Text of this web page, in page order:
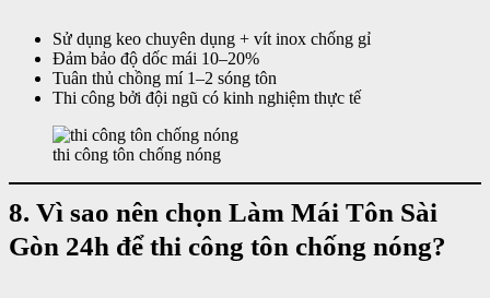
Sử dụng keo chuyên dụng + vít inox chống gỉ
Đảm bảo độ dốc mái 10–20%
Tuân thủ chồng mí 1–2 sóng tôn
Thi công bởi đội ngũ có kinh nghiệm thực tế
thi công tôn chống nóng
8. Vì sao nên chọn Làm Mái Tôn Sài
Gòn 24h để thi công tôn chống nóng?